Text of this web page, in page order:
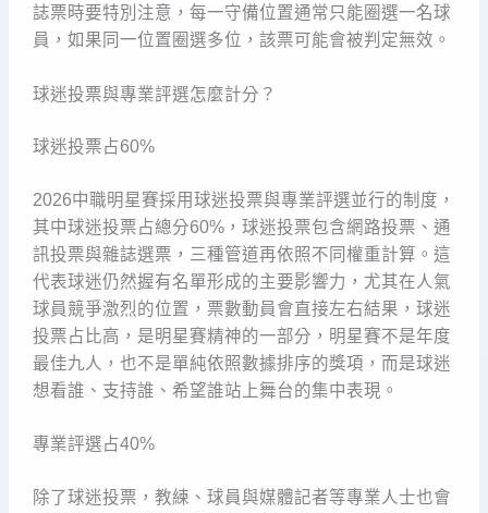
誌票時要特別注意，每一守備位置通常只能圈選一名球
員，如果同一位置圈選多位，該票可能會被判定無效。
球迷投票與專業評選怎麼計分？
球迷投票占60%
2026中職明星賽採用球迷投票與專業評選並行的制度，
其中球迷投票占總分60%，球迷投票包含網路投票、通
訊投票與雜誌選票，三種管道再依照不同權重計算。這
代表球迷仍然握有名單形成的主要影響力，尤其在人氣
球員競爭激烈的位置，票數動員會直接左右結果，球迷
投票占比高，是明星賽精神的一部分，明星賽不是年度
最佳九人，也不是單純依照數據排序的獎項，而是球迷
想看誰、支持誰、希望誰站上舞台的集中表現。
專業評選占40%
除了球迷投票，教練、球員與媒體記者等專業人士也會